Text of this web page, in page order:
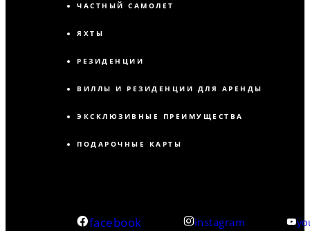
ЧАСТНЫЙ САМОЛЕТ
ЯХТЫ
РЕЗИДЕНЦИИ
ВИЛЛЫ И РЕЗИДЕНЦИИ ДЛЯ АРЕНДЫ
ЭКСКЛЮЗИВНЫЕ ПРЕИМУЩЕСТВА
ПОДАРОЧНЫЕ КАРТЫ
facebook instagram